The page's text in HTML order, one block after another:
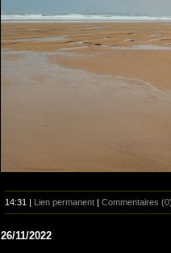
14:31 | Lien permanent | Commentaires
26/11/2022